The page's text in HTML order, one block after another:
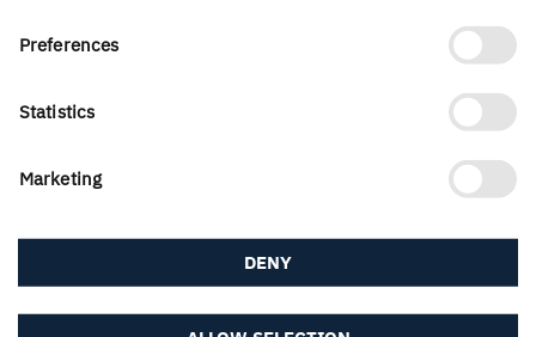
Preferences
Statistics
Marketing
DENY
alltifrån sporthallar, affärslokaler, skolor,